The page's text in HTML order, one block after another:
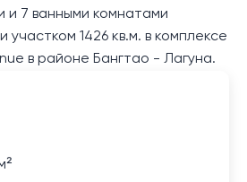
и 7 ванными комнатами
участком 1426 кв.м. в комплексе
в районе Бангтао - Лагуна.